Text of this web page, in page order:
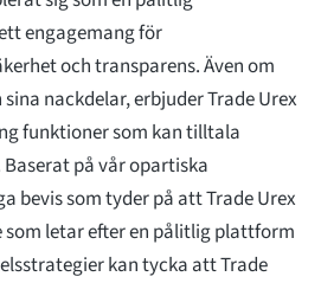
engagemang för
och transparens. Även om
nackdelar, erbjuder Trade Urex
funktioner som kan tilltala
på vår opartiska
bevis som tyder på att Trade Urex
som letar efter en pålitlig plattform
kan tycka att Trade